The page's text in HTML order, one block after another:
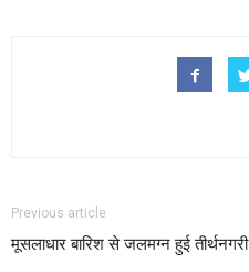
Previous article
मूसलाधार बारिश से जलमग्न हुई तीर्थनगरी